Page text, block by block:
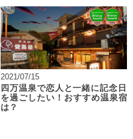
2021/07/15
四万温泉で恋人と一緒に記念日
を過ごしたい！おすすめ温泉宿
は？